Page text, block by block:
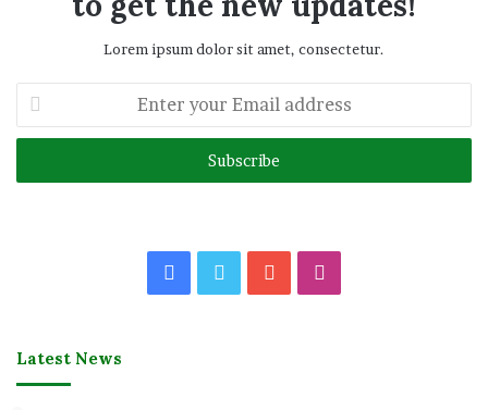
Lorem ipsum dolor sit amet, consectetur.
your
Email
FacebookTwitterYouTube
Latest News